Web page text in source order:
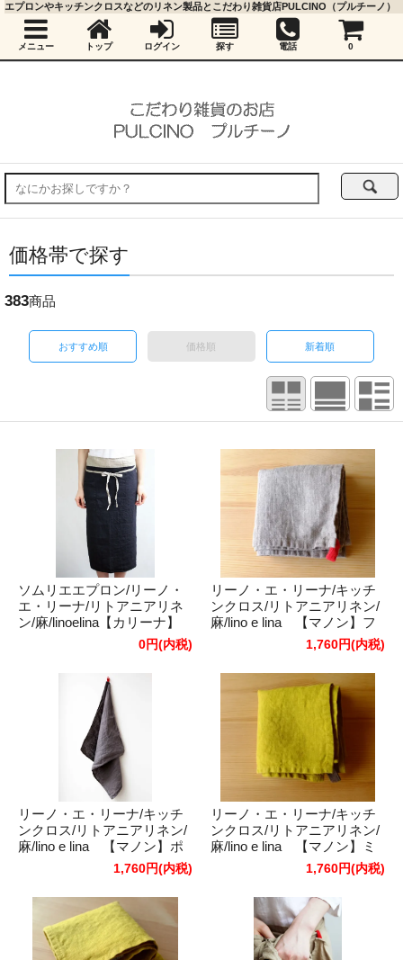
価格帯で探す
383商品
おすすめ順 価格順 新着順
ソムリエエプロン/リーノ・
エ・リーナ/リトアニアリネ
ン/麻/linoelina【カリーナ】
0円(内税)
リーノ・エ・リーナ/キッチ
ンクロス/リトアニアリネン/
麻/lino e lina 【マノン】フ
1,760円(内税)
リーノ・エ・リーナ/キッチ
ンクロス/リトアニアリネン/
麻/lino e lina 【マノン】ポ
1,760円(内税)
リーノ・エ・リーナ/キッチ
ンクロス/リトアニアリネン/
麻/lino e lina 【マノン】ミ
1,760円(内税)
エプロンやキッチンクロスなどのリネン製品とこだわり雑貨店PULCINO（プルチーノ）
メニュー トップ ログイン 探す 電話 0